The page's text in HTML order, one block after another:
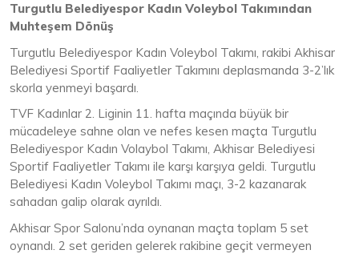
Turgutlu Belediyespor Kadın Voleybol Takımından
Muhteşem Dönüş
Turgutlu Belediyespor Kadın Voleybol Takımı, rakibi Akhisar
Belediyesi Sportif Faaliyetler Takımını deplasmanda 3-2’lık
skorla yenmeyi başardı.
TVF Kadınlar 2. Liginin 11. hafta maçında büyük bir
mücadeleye sahne olan ve nefes kesen maçta Turgutlu
Belediyespor Kadın Volaybol Takımı, Akhisar Belediyesi
Sportif Faaliyetler Takımı ile karşı karşıya geldi. Turgutlu
Belediyesi Kadın Voleybol Takımı maçı, 3-2 kazanarak
sahadan galip olarak ayrıldı.
Akhisar Spor Salonu’nda oynanan maçta toplam 5 set
oynandı. 2 set geriden gelerek rakibine geçit vermeyen